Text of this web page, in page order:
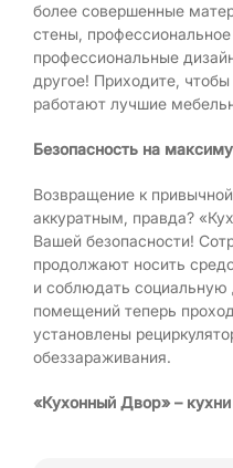
более совершенные
стены, профессиональное
профессиональные
другое! Приходите,
работают лучшие
Безопасность на
Возвращение к
аккуратным, правда?
Вашей безопасности!
продолжают носить
и соблюдать
помещений теперь
установлены
обеззараживания.
«Кухонный Двор» –